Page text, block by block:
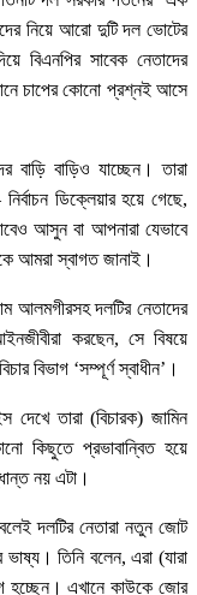
নিয়ে আরো দুটি দল ভোটের
বিএনপির সাবেক নেতাদের
চাপের কোনো প্রশ্নই আসে
বাড়ি বাড়িও যাচ্ছেন। তারা
ডিক্লেয়ার হয়ে গেছে,
আসুন বা আপনারা যেভাবে
আমরা স্বাগত জানাই।
আলমগীরসহ দলটির নেতাদের
করছেন, সে বিষয়ে
বিভাগ ‘সম্পূর্ণ স্বাধীন’।
তারা (বিচারক) জামিন
কিছুতে প্রভাবান্বিত হয়ে
নয় এটা।
বলেই দলটির নেতারা নতুন জোট
ভাষ্য। তিনি বলেন, এরা (যারা
হচ্ছেন। এখানে কাউকে জোর